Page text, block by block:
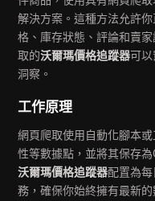
解決方案。這種方法允許
格、庫存狀態、評論和賣
取的沃爾瑪價格追蹤器可
洞察。
工作原理
網頁爬取使用自動化腳本
性等數據點，並將其保存
沃爾瑪價格追蹤器配置為
務，確保你始終擁有最新的